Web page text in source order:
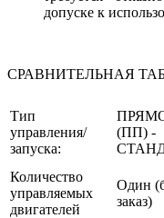
допуске к
СРАВНИТЕЛЬНАЯ
Тип
управления/
запуска:
(ПП) -
Количество
управляемых
двигателей
Один
заказ)